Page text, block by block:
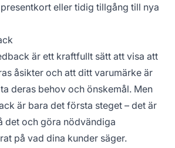
eller tidig tillgång till nya
är ett kraftfullt sätt att visa att
åsikter och att ditt varumärke är
deras behov och önskemål. Men
är bara det första steget – det är
det och göra nödvändiga
på vad dina kunder säger.